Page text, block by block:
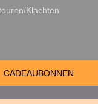
Klachten
CADEAUBONNEN